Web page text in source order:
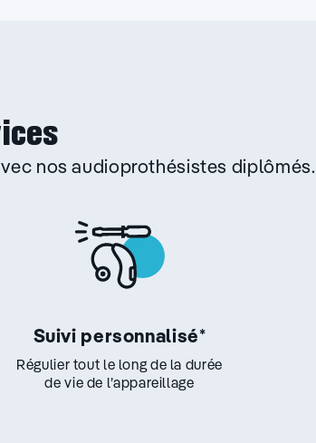
nos audioprothésistes diplômés.
Suivi personnalisé*
Régulier tout le long de la durée
de vie de l’appareillage